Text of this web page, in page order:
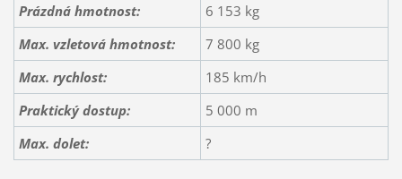
Prázdná hmotnost:
6 153 kg
Max. vzletová hmotnost:
7 800 kg
Max. rychlost:
185 km/h
Praktický dostup:
5 000 m
Max. dolet:
?